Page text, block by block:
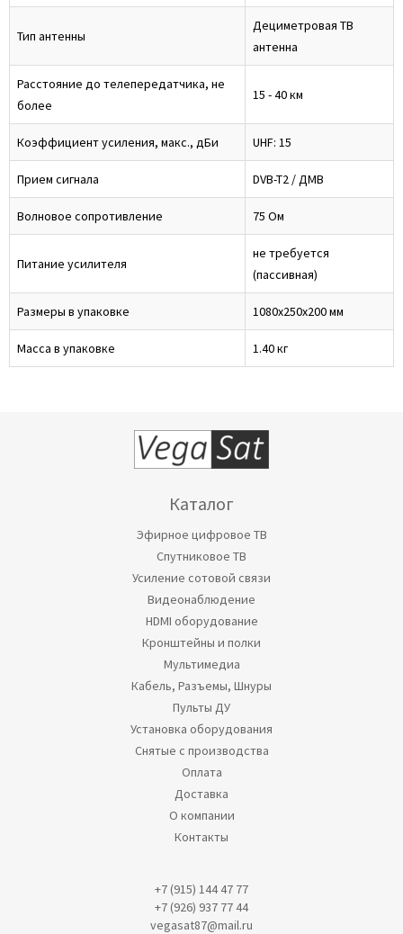
Тип антенны
Дециметровая ТВ
антенна
Расстояние до телепередатчика, не
более
15 - 40 км
Коэффициент усиления, макс., дБи UHF: 15
Прием сигнала DVB-T2 / ДМВ
Волновое сопротивление 75 Ом
Питание усилителя
не требуется
(пассивная)
Размеры в упаковке 1080х250х200 мм
Масса в упаковке 1.40 кг
Каталог
Эфирное цифровое ТВ
Спутниковое ТВ
Усиление сотовой связи
Видеонаблюдение
HDMI оборудование
Кронштейны и полки
Мультимедиа
Кабель, Разъемы, Шнуры
Пульты ДУ
Установка оборудования
Снятые с производства
Оплата
Доставка
О компании
Контакты
+7 (915) 144 47 77
+7 (926) 937 77 44
vegasat87@mail.ru